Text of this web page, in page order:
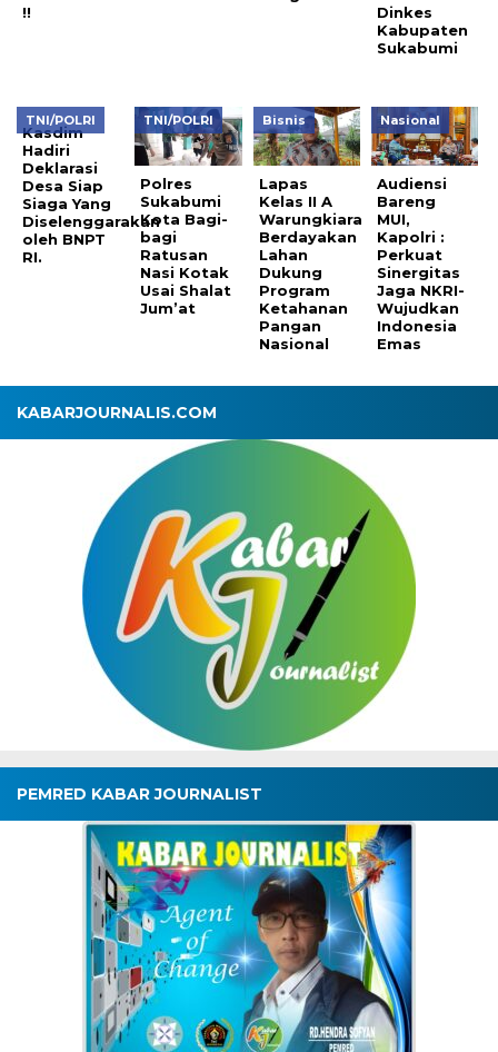
!!
Dinkes
Kabupaten
Sukabumi
TNI/POLRI
Kasdim
Hadiri
Deklarasi
Desa Siap
Siaga Yang
Diselenggarakan
oleh BNPT
RI.
TNI/POLRI
Polres
Sukabumi
Kota Bagi-
bagi
Ratusan
Nasi Kotak
Usai Shalat
Jum’at
Bisnis
Lapas
Kelas II A
Warungkiara
Berdayakan
Lahan
Dukung
Program
Ketahanan
Pangan
Nasional
Nasional
Audiensi
Bareng
MUI,
Kapolri :
Perkuat
Sinergitas
Jaga NKRI-
Wujudkan
Indonesia
Emas
KABARJOURNALIS.COM
PEMRED KABAR JOURNALIST